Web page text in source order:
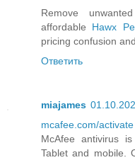
Remove
affordable Hawx
pricing confusion
Ответить
miajames
mcafee.com/activate
McAfee antivirus
Tablet and mobile.